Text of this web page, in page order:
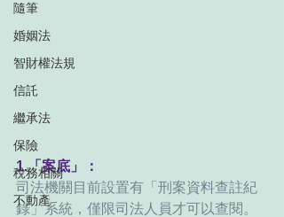
隨筆
婚姻法
智財權法規
信託
繼承法
保險
稅務相關
不動產
1.「案底」：
司法機關目前設置有「刑案資料查註紀
錄」系統，僅限司法人員才可以查閱。